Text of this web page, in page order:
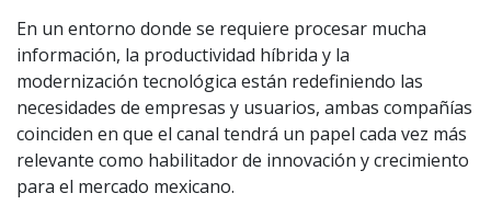
En un entorno donde se requiere procesar mucha
información, la productividad híbrida y la
modernización tecnológica están redefiniendo las
necesidades de empresas y usuarios, ambas compañías
coinciden en que el canal tendrá un papel cada vez más
relevante como habilitador de innovación y crecimiento
para el mercado mexicano.